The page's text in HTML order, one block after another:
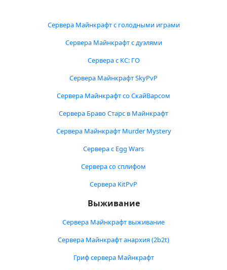
Сервера Майнкрафт с голодными играми
Сервера Майнкрафт с дуэлями
Сервера с КС: ГО
Сервера Майнкрафт SkyPvP
Сервера Майнкрафт со СкайВарсом
Сервера Браво Старс в Майнкрафт
Сервера Майнкрафт Murder Mystery
Сервера с Egg Wars
Сервера со сплифом
Сервера KitPvP
Выживание
Сервера Майнкрафт выживание
Сервера Майнкрафт анархия (2b2t)
Гриф сервера Майнкрафт